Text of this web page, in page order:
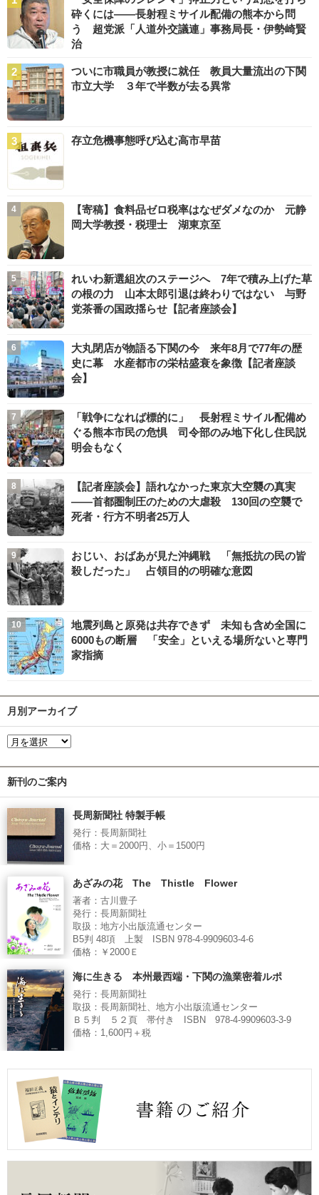
砕くには――長射程ミサイル配備の熊本から問
う 超党派「人道外交議連」事務局長・伊勢崎賢
治
ついに市職員が教授に就任 教員大量流出の下関
市立大学 ３年で半数が去る異常
存立危機事態呼び込む高市早苗
【寄稿】食料品ゼロ税率はなぜダメなのか 元静
岡大学教授・税理士 湖東京至
れいわ新選組次のステージへ 7年で積み上げた草
の根の力 山本太郎引退は終わりではない 与野
党茶番の国政揺らせ【記者座談会】
大丸閉店が物語る下関の今 来年8月で77年の歴
史に幕 水産都市の栄枯盛衰を象徴【記者座談
会】
「戦争になれば標的に」 長射程ミサイル配備め
ぐる熊本市民の危惧 司令部のみ地下化し住民説
明会もなく
【記者座談会】語れなかった東京大空襲の真実
――首都圏制圧のための大虐殺 130回の空襲で
死者・行方不明者25万人
おじい、おばあが見た沖縄戦 「無抵抗の民の皆
殺しだった」 占領目的の明確な意図
地震列島と原発は共存できず 未知も含め全国に
6000もの断層 「安全」といえる場所ないと専門
家指摘
月別アーカイブ
新刊のご案内
長周新聞社 特製手帳
発行：長周新聞社
価格：大＝2000円、小＝1500円
あざみの花 The Thistle Flower
著者：古川豊子
発行：長周新聞社
取扱：地方小出版流通センター
B5判 48項 上製 ISBN 978-4-9909603-4-6
価格：￥2000Ｅ
海に生きる 本州最西端・下関の漁業密着ルポ
発行：長周新聞社
取扱：長周新聞社、地方小出版流通センター
Ｂ５判 ５２頁 帯付き ISBN 978-4-9909603-3-9
価格：1,600円＋税